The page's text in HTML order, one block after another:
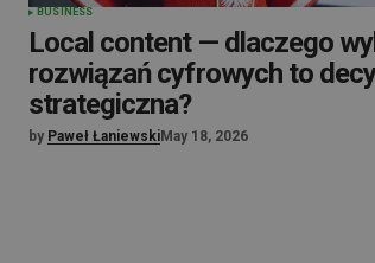
BUSINESS
Local content — dlaczego
rozwiązań cyfrowych to
strategiczna?
by Paweł ŁaniewskiMay 18, 2026